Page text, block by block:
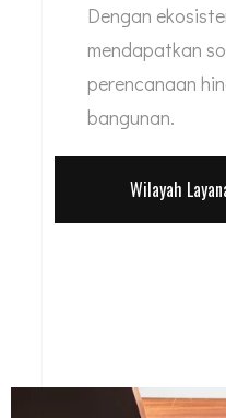
Wilayah
Dengan
mendapatkan
perencanaan
bangunan.